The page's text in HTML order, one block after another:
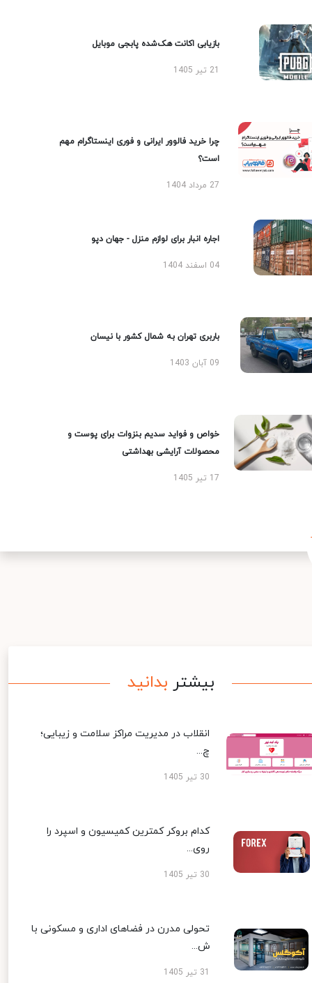
بازیابی اکانت هک‌شده پابجی موبایل
چرا خرید فالوور ایرانی و فوری اینستاگرام مهم
است؟
27 مرداد 1404
اجاره انبار برای لوازم منزل - جهان دپو
04 اسفند 1404
باربری تهران به شمال کشور با نیسان
09 آبان 1403
خواص و فواید سدیم بنزوات برای پوست و
محصولات آرایشی بهداشتی
17 تیر 1405
بیشتر بدانید
انقلاب در مدیریت مراکز سلامت و زیبایی؛
چ...
30 تیر 1405
کدام بروکر کمترین کمیسیون و اسپرد را
روی...
30 تیر 1405
تحولی مدرن در فضاهای اداری و مسکونی با
ش...